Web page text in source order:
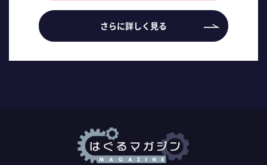
さらに詳しく見る